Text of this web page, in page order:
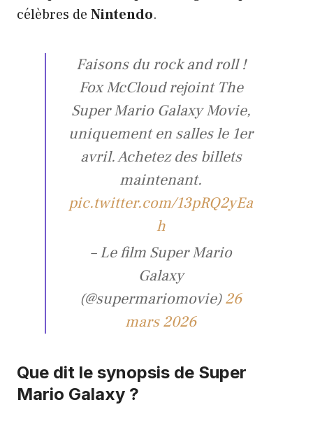
célèbres de Nintendo.
Faisons du rock and roll !
Fox McCloud rejoint The
Super Mario Galaxy Movie,
uniquement en salles le 1er
avril. Achetez des billets
maintenant.
pic.twitter.com/13pRQ2yEa
h
– Le film Super Mario
Galaxy
(@supermariomovie)26
mars 2026
Que dit le synopsis de Super
Mario Galaxy ?